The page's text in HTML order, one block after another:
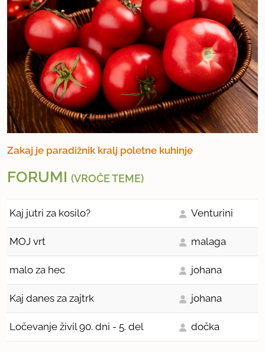
Zakaj je paradižnik kralj poletne kuhinje
FORUMI (VROČE TEME)
Kaj jutri za kosilo? Venturini
MOJ vrt malaga
malo za hec johana
Kaj danes za zajtrk johana
Ločevanje živil 90. dni - 5. del dočka